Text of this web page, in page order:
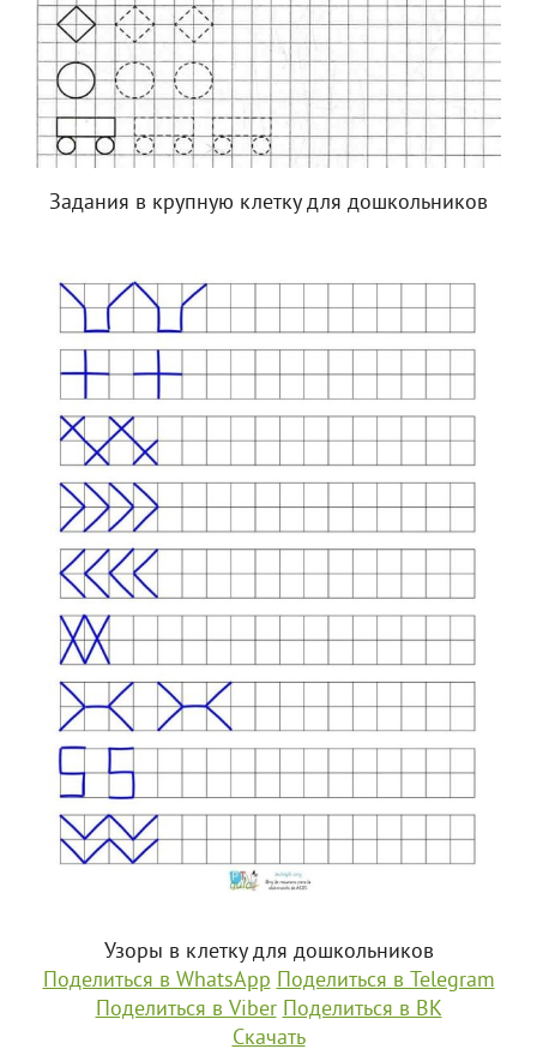
Задания в крупную клетку для дошкольников
Узоры в клетку для дошкольников
Поделиться в WhatsApp Поделиться в Telegram
Поделиться в Viber Поделиться в ВК
Скачать